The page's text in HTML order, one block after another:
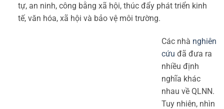
tự, an ninh, công bằng xã hội, thúc đẩy phát triển kinh
tế, văn hóa, xã hội và bảo vệ môi trường.
Các nhà nghiên
cứu đã đưa ra
nhiều định
nghĩa khác
nhau về QLNN.
Tuy nhiên, nhìn